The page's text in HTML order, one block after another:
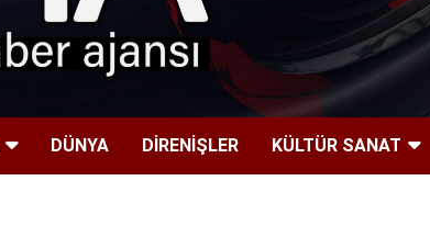
DÜNYA DİRENİŞLER KÜLTÜR SANAT